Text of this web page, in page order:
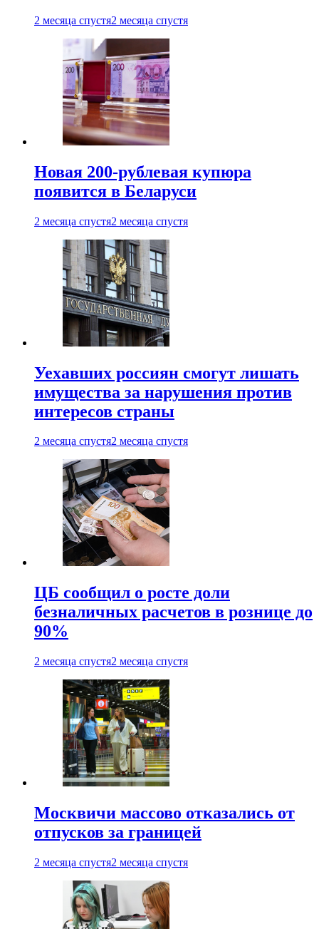
2 месяца спустя2 месяца спустя
Новая 200-рублевая купюра
появится в Беларуси
2 месяца спустя2 месяца спустя
Уехавших россиян смогут лишать
имущества за нарушения против
интересов страны
2 месяца спустя2 месяца спустя
ЦБ сообщил о росте доли
безналичных расчетов в рознице до
90%
2 месяца спустя2 месяца спустя
Москвичи массово отказались от
отпусков за границей
2 месяца спустя2 месяца спустя